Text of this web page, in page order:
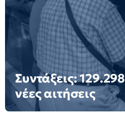
Συντάξεις: 129.298
νέες αιτήσεις